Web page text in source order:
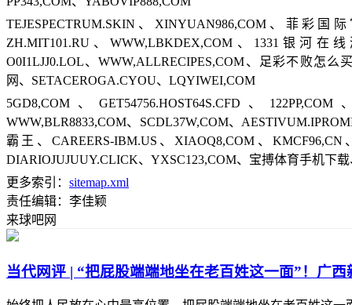
TEJESPECTRUM.SKIN、XINYUAN986,COM、菲彩
ZH.MIT101.RU、WWW,LBKDEX,COM、1331银河在
O0I1LJJ0.LOL、WWW,ALLRECIPES,COM、足彩不败怎么
网、SETACEROGA.CYOU、LQYIWEI,COM
5GD8,COM、GET54756.HOST64S.CFD、
WWW,BLR8833,COM、SCDL37W,COM、
霸王、CAREERS-IBM.US、XIAOQ8,COM、
DIARIOJUJUUY.CLICK、YXSC123,COM、宝搏体育手机下
更多索引： sitemap.xml
责任编辑：李佳颖
来球吧网
当代网评 | “把屁股端端地坐在老百姓这一面”！广